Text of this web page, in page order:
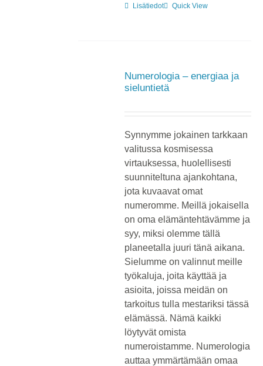
Lisätiedot
Quick View
Numerologia – energiaa ja
sieluntietä
Synnymme jokainen tarkkaan
valitussa kosmisessa
virtauksessa, huolellisesti
suunniteltuna ajankohtana,
jota kuvaavat omat
numeromme. Meillä jokaisella
on oma elämäntehtä­vämme ja
syy, miksi olemme tällä
planeetalla juuri tänä aikana.
Sielumme on valinnut meille
työkaluja, joita käyttää ja
asioita, joissa meidän on
tarkoitus tulla mestariksi tässä
elämässä. Nämä kaikki
löytyvät omista
numeroistamme. Numerologia
auttaa ymmärtämään omaa